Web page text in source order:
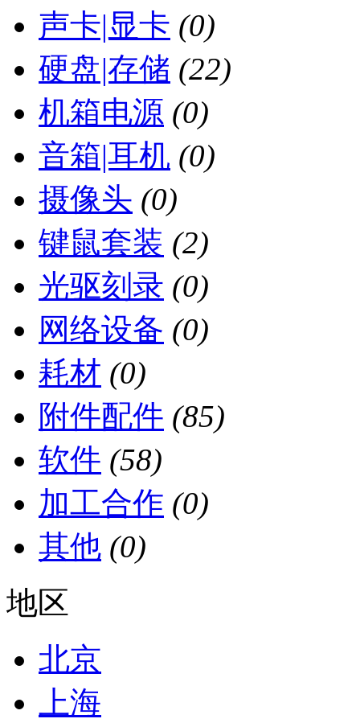
声卡|显卡 (0)
硬盘|存储 (22)
机箱电源 (0)
音箱|耳机 (0)
摄像头 (0)
键鼠套装 (2)
光驱刻录 (0)
网络设备 (0)
耗材 (0)
附件配件 (85)
软件 (58)
加工合作 (0)
其他 (0)
地区
北京
上海